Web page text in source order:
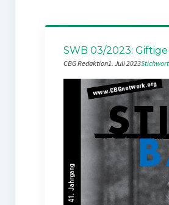
SWB 03/2023:
CBG Redaktion1. Juli 2023Stichwort